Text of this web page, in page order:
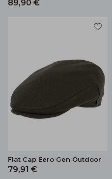
89,90 €
Flat Cap Eero Gen Outdoor
79,91 €